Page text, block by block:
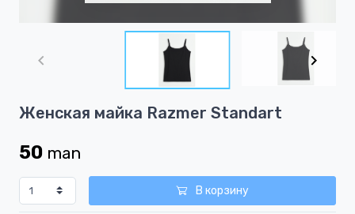
1
2
Женская майка Razmer Standart
50 man
В корзину